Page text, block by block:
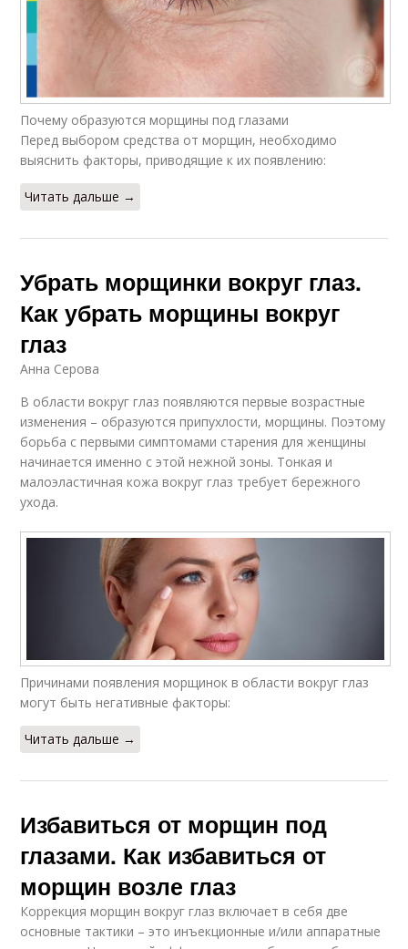
Почему образуются морщины под глазами
Перед выбором средства от морщин, необходимо
выяснить факторы, приводящие к их появлению:
Читать дальше →
Убрать морщинки вокруг глаз.
Как убрать морщины вокруг
глаз
Анна Серова
В области вокруг глаз появляются первые возрастные
изменения – образуются припухлости, морщины. Поэтому
борьба с первыми симптомами старения для женщины
начинается именно с этой нежной зоны. Тонкая и
малоэластичная кожа вокруг глаз требует бережного
ухода.
Причинами появления морщинок в области вокруг глаз
могут быть негативные факторы:
Читать дальше →
Избавиться от морщин под
глазами. Как избавиться от
морщин возле глаз
Коррекция морщин вокруг глаз включает в себя две
основные тактики – это инъекционные и/или аппаратные